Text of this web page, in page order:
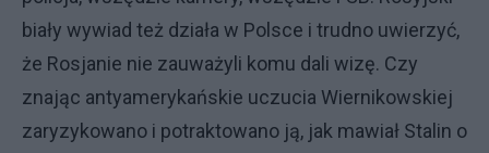
biały wywiad też działa w Polsce i trudno uwierzyć,
że Rosjanie nie zauważyli komu dali wizę. Czy
znając antyamerykańskie uczucia Wiernikowskiej
zaryzykowano i potraktowano ją, jak mawiał Stalin o